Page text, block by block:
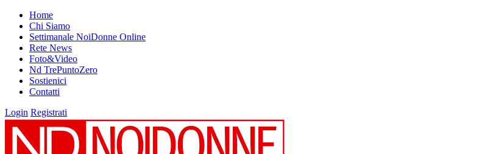
Home
Chi Siamo
Settimanale NoiDonne Online
Rete News
Foto&Video
Nd TrePuntoZero
Sostienici
Contatti
Login Registrati